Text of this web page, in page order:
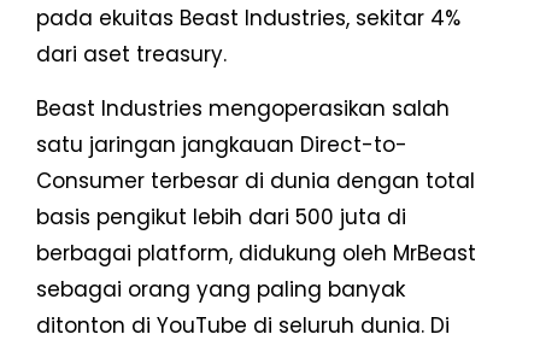
pada ekuitas Beast Industries, sekitar 4%
dari aset treasury.
Beast Industries mengoperasikan salah
satu jaringan jangkauan Direct-to-
Consumer terbesar di dunia dengan total
basis pengikut lebih dari 500 juta di
berbagai platform, didukung oleh MrBeast
sebagai orang yang paling banyak
ditonton di YouTube di seluruh dunia. Di